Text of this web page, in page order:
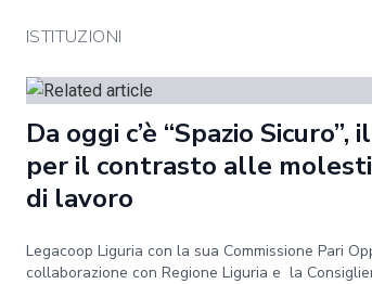
ISTITUZIONI
Da oggi c’è “Spazio Sicuro”,
per il contrasto alle
di lavoro
Legacoop Liguria con la sua Commissione Pari
collaborazione con Regione Liguria e la